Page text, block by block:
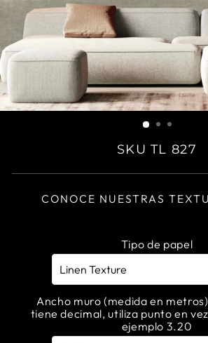
SKU TL 827
CONOCE NUESTRAS
Tipo de papel
Ancho muro (medida en
tiene decimal, utiliza punto en
ejemplo 3.20